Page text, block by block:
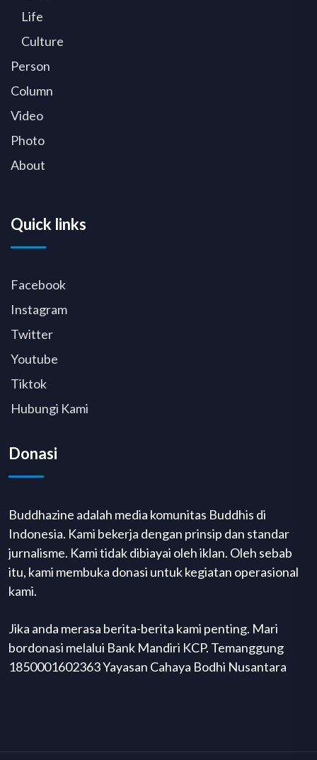
Life
Culture
Person
Column
Video
Photo
About
Quick links
Facebook
Instagram
Twitter
Youtube
Tiktok
Hubungi Kami
Donasi
Buddhazine adalah media komunitas Buddhis di
Indonesia. Kami bekerja dengan prinsip dan standar
jurnalisme. Kami tidak dibiayai oleh iklan. Oleh sebab
itu, kami membuka donasi untuk kegiatan operasional
kami.
Jika anda merasa berita-berita kami penting. Mari
bordonasi melalui Bank Mandiri KCP. Temanggung
1850001602363 Yayasan Cahaya Bodhi Nusantara